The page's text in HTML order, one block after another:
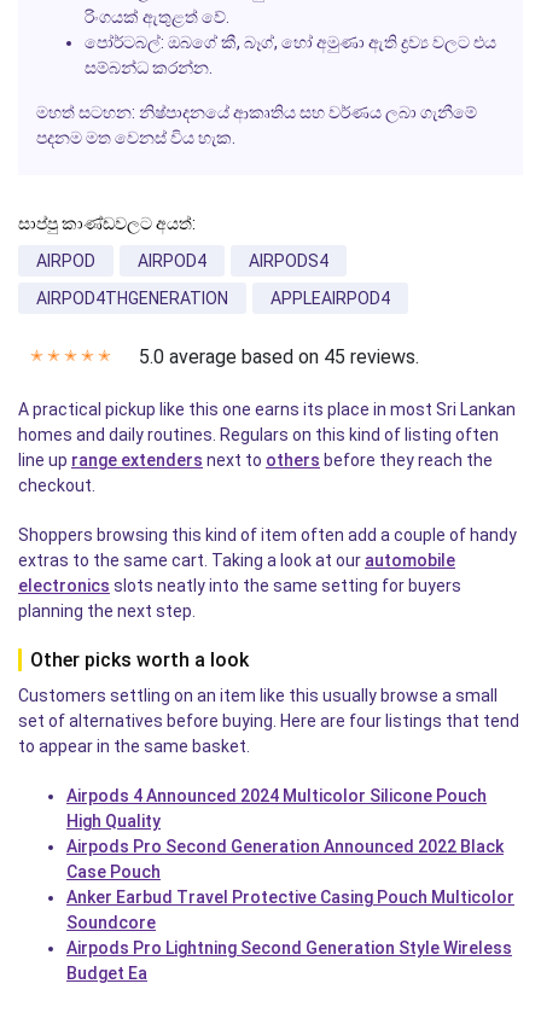
රිංගයක් ඇතුළත් වේ.
පෝර්ටබල්: ඔබගේ කී, බෑග්, හෝ අමුණා ඇති ද්‍රව්‍ය වලට එය
සම්බන්ධ කරන්න.
මහත් සටහන: නිෂ්පාදනයේ ආකෘතිය සහ වර්ණය ලබා ගැනීමේ
පදනම මත වෙනස් විය හැක.
සාප්පු කාණ්ඩවලට අයත්:
AIRPOD
AIRPOD4
AIRPODS4
AIRPOD4THGENERATION
APPLEAIRPOD4
✭ ✭ ✭ ✭ ✭ 5.0 average based on 45 reviews.
A practical pickup like this one earns its place in most Sri Lankan
homes and daily routines. Regulars on this kind of listing often
line up range extenders next to others before they reach the
checkout.
Shoppers browsing this kind of item often add a couple of handy
extras to the same cart. Taking a look at our automobile
electronics slots neatly into the same setting for buyers
planning the next step.
Other picks worth a look
Customers settling on an item like this usually browse a small
set of alternatives before buying. Here are four listings that tend
to appear in the same basket.
Airpods 4 Announced 2024 Multicolor Silicone Pouch
High Quality
Airpods Pro Second Generation Announced 2022 Black
Case Pouch
Anker Earbud Travel Protective Casing Pouch Multicolor
Soundcore
Airpods Pro Lightning Second Generation Style Wireless
Budget Ea